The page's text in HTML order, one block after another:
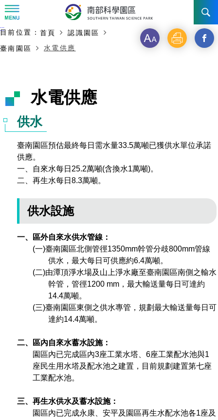
訊息公告
新聞資料專區
招標資訊
園區電子看板專區
發展沿革
局長電子信箱
組織法
組織架構
組織職掌
管理局位置
施政主軸
年度工作展望
國家科學及技術委員會重大政策
廉政園地
工作職掌與聯絡管道
廉政反貪、防貪專區
廉政資訊
公職人員及關係人補助交易身分關係公開專區
機關採購廉政平臺
獲獎記錄
檔案應用專區
檔案應用服務須知
檔案應用及宣導活動
檔案教育訓練及標竿學習
WebMail(新)
認識園區
臺南園區
競爭優勢
土地規劃
水電供應
園區土地廠房宿舍出租資訊
園區資源再生中心
污水處理廠
簡介
競爭優勢
土地規劃
水電供應
園區土地廠房宿舍出租資訊
污水處理廠
橋頭園區
簡介
競爭優勢
土地規劃
水電供應
園區土地廠房宿舍出租資訊
污水處理廠
新設園區
交通資訊
機構及廠商名錄
廠商名錄
園區公會資訊
研究機構
文化藝術
公共藝術
考古遺址
園區生活
生活服務
自行車道網
南科實中
人文景觀地圖
創新創業
南科創業工坊
企業社會責任
永續LOHAS綠色園區
生態資產
工商服務
廠商服務
申請流程及表單
申辦案件處理時限
投資業務
工商業務
通關業務
工安管理
勞資管理
建築管理
營建管理
園區事業管理費
土地及廠房租賃
宿舍租金費用
污水費
廢棄物清除處理費
科學園區廠商服務網
園區課程及獎補助計畫
園區培訓課程
科學園區人才培育補助計畫
新興科技應用計畫
園區參訪申請
性平專區
園區廠商採購資訊
主要內容開始
:::
目前位置： 首頁
認識園區
臺南園區
水電供應
字 列 另
水電供應
供水
臺南園區預估最終每日需水量33.5萬噸已獲供水單位承諾
供應。
一、自來水每日25.2萬噸(含換水1萬噸)。
二、再生水每日8.3萬噸。
供水設施
一、區外自來水供水管線：
(一)臺南園區北側管徑1350mm幹管分歧800mm管線
供水，最大每日可供應約6.4萬噸。
(二)由潭頂淨水場及山上淨水廠至臺南園區南側之輸水
幹管，管徑1200 mm，最大輸送量每日可達約
14.4萬噸。
(三)臺南園區東側之供水專管，規劃最大輸送量每日可
達約14.4萬噸。
二、區內自來水蓄水設施：
園區內已完成區內3座工業水塔、6座工業配水池與1
座民生用水塔及配水池之建置，目前規劃建置第七座
工業配水池。
三、再生水供水及蓄水設施：
園區內已完成永康、安平及園區再生水配水池各1座及